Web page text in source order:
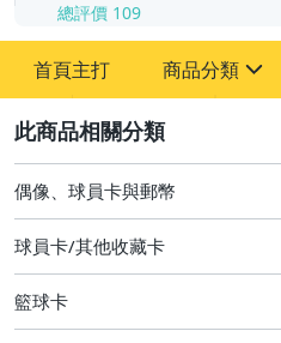
總評價 109
首頁主打 商品分類
偶像、球員卡與郵幣
偶像、球員卡與郵幣
球員卡/其他收藏卡
籃球卡